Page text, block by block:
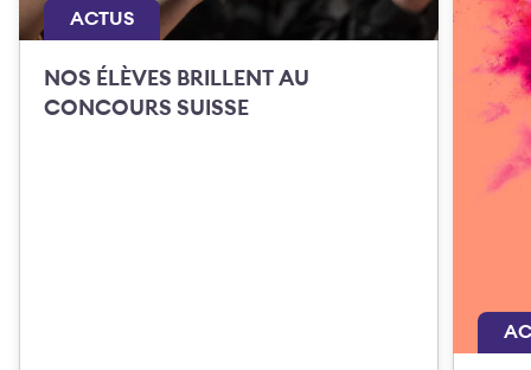
ACTUS
NOS ÉLÈVES BRILLENT AU
CONCOURS SUISSE